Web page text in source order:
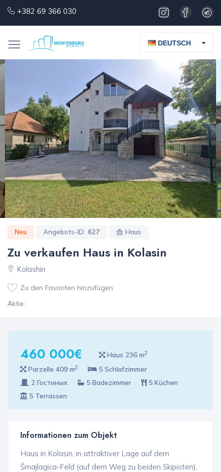
+382 69 366 030
DEUTSCH
Neu Angebots-ID: 627 Haus
Zu verkaufen Haus in Kolasin
Kolashin
Zu den Favoriten hinzufügen
Aktie:
460 000€ Haus 236 m2
Parzelle 409 m2
5 Schlafzimmer
2 Гостиных
5 Badezimmer
5 Küchen
5 Terrassen
Informationen zum Objekt
Haus in Kolasin, in attraktiver Lage auf dem
Šmajlagica-Feld (auf dem Weg zu beiden Skipisten),